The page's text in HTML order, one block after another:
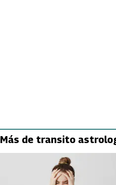
Más de transito